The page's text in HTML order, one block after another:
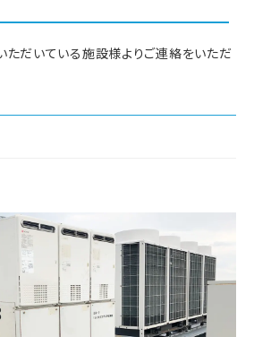
ただいている施設様よりご連絡をいただ